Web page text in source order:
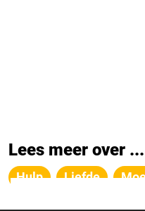
Lees meer over ...
Hulp Liefde